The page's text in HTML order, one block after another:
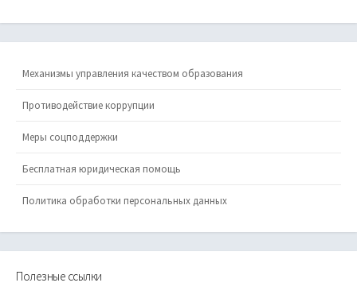
Механизмы управления качеством образования
Противодействие коррупции
Меры соцподдержки
Бесплатная юридическая помощь
Политика обработки персональных данных
Полезные ссылки